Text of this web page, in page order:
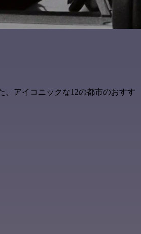
、アイコニックな12の都市のおすす